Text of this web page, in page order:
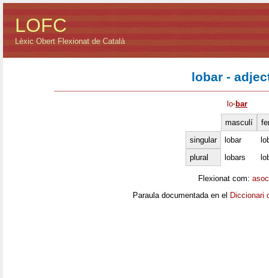
LOFC
Lèxic Obert Flexionat de Català
lobar -
lo· bar
masculí
singular
lobar
plural
lobars
Flexionat com:
Paraula documentada en el Diccionari